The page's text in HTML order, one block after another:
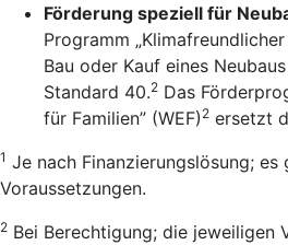
Förderung speziell für
Programm
Bau oder Kauf eines
Standard 40.2 Das
für Familien” (WEF) 2 ersetzt
1 Je nach Finanzierungslösung; es
Voraussetzungen.
2 Bei Berechtigung; die jeweiligen